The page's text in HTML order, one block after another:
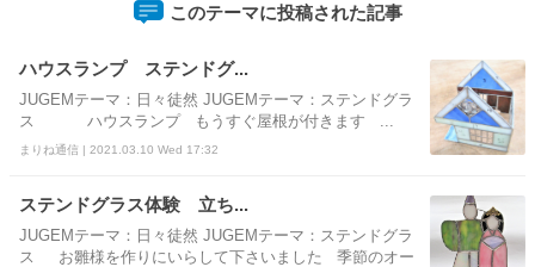
このテーマに投稿された記事
ハウスランプ ステンドグ...
JUGEMテーマ：日々徒然 JUGEMテーマ：ステンドグラ
ス ハウスランプ もうすぐ屋根が付きます ...
まりね通信 | 2021.03.10 Wed 17:32
ステンドグラス体験 立ち...
JUGEMテーマ：日々徒然 JUGEMテーマ：ステンドグラ
ス お雛様を作りにいらして下さいました 季節のオー